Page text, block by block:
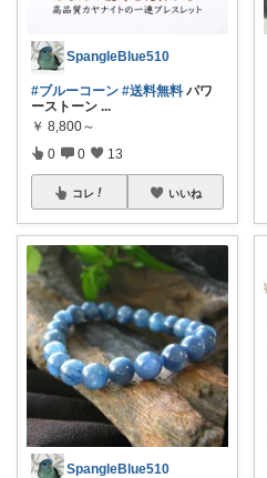
SpangleBlue510
#ブルーコーン #送料無料 パワ
ーストーン ...
￥ 8,800～
0 0 13
コレ いいね
SpangleBlue510